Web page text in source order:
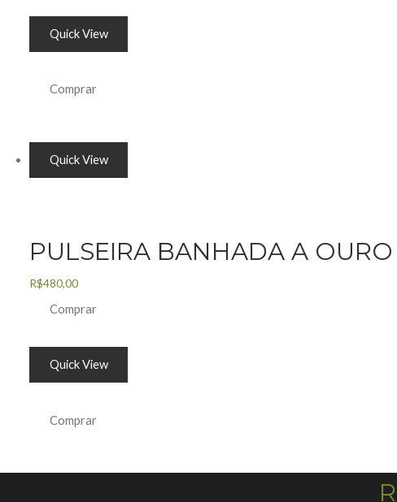
Quick View
Comprar
Quick View
PULSEIRA BANHADA A
R$480,00
Comprar
Quick View
Comprar